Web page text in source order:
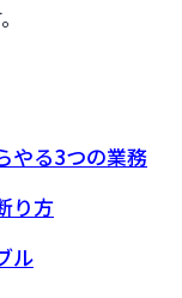
やる3つの業務
り方
ル